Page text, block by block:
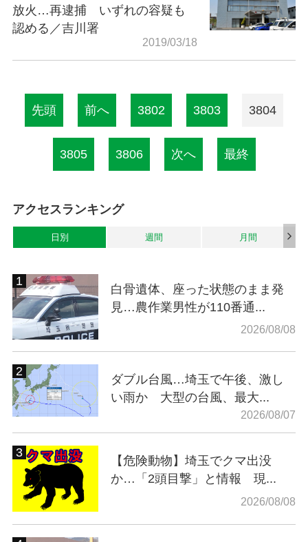
放火…再逮捕 いずれの容疑も
認める／吉川署
2019/03/18
先頭 前へ 3802 3803 3804
3805 3806 次へ 最終
アクセスランキング
日別 週間 月間
白骨遺体、座った状態のまま発
見…農作業男性が110番通...
2026/08/08
ダブル台風…埼玉で午後、激し
い雨か 大型の台風、最大...
2026/08/07
【危険動物】埼玉でクマ出没
か…「2頭目撃」と情報 現...
2026/08/08